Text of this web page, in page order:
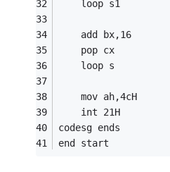
	loop s1
	add bx,16
	pop cx
	loop s
	mov ah,4cH
	int 21H
codesg ends
end start